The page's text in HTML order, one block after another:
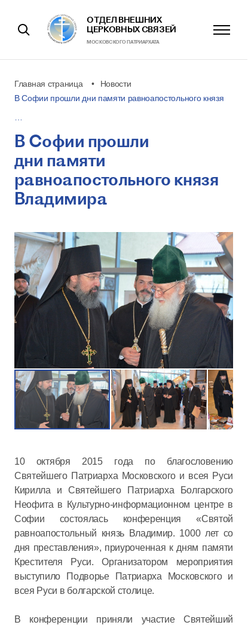
ОТДЕЛ ВНЕШНИХ
ЦЕРКОВНЫХ СВЯЗЕЙ
МОСКОВСКОГО ПАТРИАРХАТА
Главная страница
Новости
В Софии прошли дни памяти равноапостольного князя
В Софии прошли
дни памяти
равноапостольного князя
Владимира
10 октября 2015 года по благословению
Святейшего Патриарха Московского и всея Руси
Кирилла и Святейшего Патриарха Болгарского
Неофита в Культурно-информационном центре в
Софии состоялась конференция «Святой
равноапостольный князь Владимир. 1000 лет со
дня преставления», приуроченная к дням памяти
Крестителя Руси. Организатором мероприятия
выступило Подворье Патриарха Московского и
всея Руси в болгарской столице.
В конференции приняли участие Святейший